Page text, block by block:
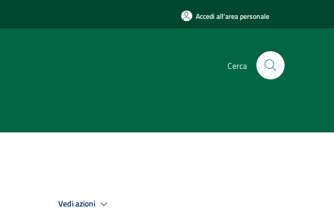
Accedi all'area personale
Cerca
Vedi azioni